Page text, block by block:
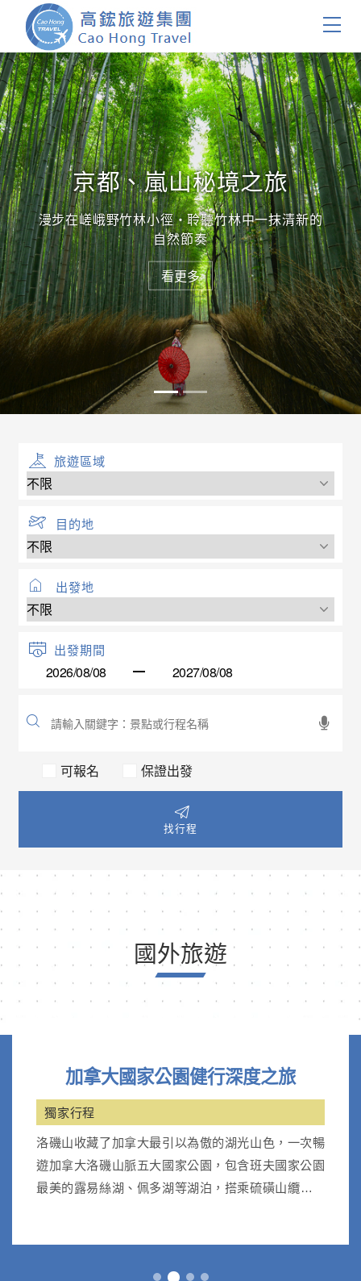
首頁
團體旅遊
國內旅遊
證件簽證
關於我們
客製服務
會員登入
京都、嵐山秘境之旅
漫步在嵯峨野竹林小徑・聆聽竹林中一抹清新的
自然節奏
看更多
旅遊區域
目的地
出發地
出發期間
可報名 保證出發
找行程
國外旅遊
加拿大國家公園健行深度之旅
獨家行程
洛磯山收藏了加拿大最引以為傲的湖光山色，一次暢
遊加拿大洛磯山脈五大國家公園，包含班夫國家公園
最美的露易絲湖、佩多湖等湖泊，搭乘硫磺山纜車；